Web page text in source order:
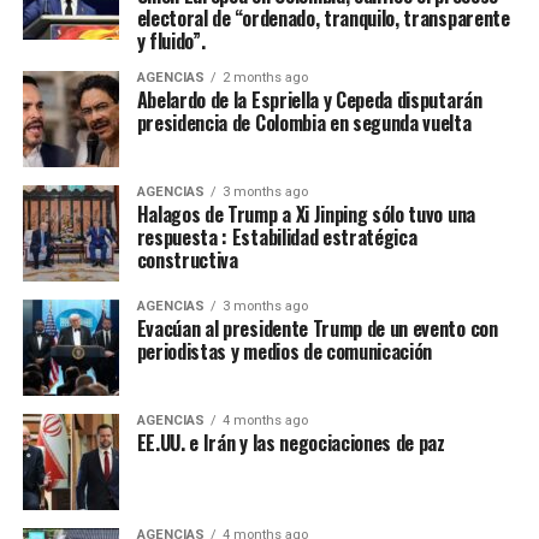
general, encontrarán en nosotros una disposición
sincera de concertación”, afirmó Cepeda, que le reiteró a
las urnas. Somos una parte fundamental de la nación.
Somos una fuerza política, social y cultural presente en
cada rincón del país. Somos la fuerza serena del cambio
social y nadie podrá detenernos”.
De la Espriella toma nota del mensaje de Cepeda:
“Acabó la campaña”
El presidente electo de Colombia, Abelardo de la
Espriella, calificó de “positivo” el mensaje de
reconocimiento a su victoria en las urnas hecho por el
senador Iván Cepeda, aseguró que “tomó nota” de su
mensaje, sostuvo que la campaña terminó y que era hora
de “unir esfuerzos”.
“El presidente electo gobernará en beneficio de todos
electoral de “ordenado, tranquilo, transparente
y fluido”.
AGENCIAS 2 months ago
Abelardo de la Espriella y Cepeda disputarán
presidencia de Colombia en segunda vuelta
AGENCIAS 3 months ago
Halagos de Trump a Xi Jinping sólo tuvo una
respuesta : Estabilidad estratégica
constructiva
AGENCIAS 3 months ago
Evacúan al presidente Trump de un evento con
periodistas y medios de comunicación
AGENCIAS 4 months ago
EE.UU. e Irán y las negociaciones de paz
AGENCIAS 4 months ago